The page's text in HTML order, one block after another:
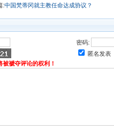
:中国梵蒂冈就主教任命达成协议？
密码:
匿名发表
褫夺评论的权利！